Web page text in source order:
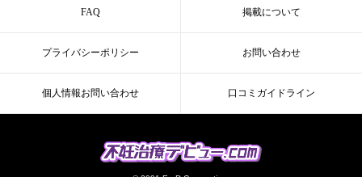
FAQ 掲載について
プライバシーポリシー お問い合わせ
個人情報お問い合わせ 口コミガイドライン